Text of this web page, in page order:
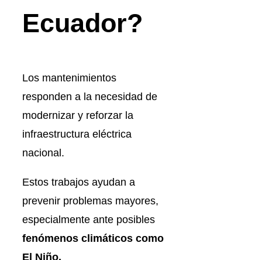
Ecuador?
Los mantenimientos
responden a la necesidad de
modernizar y reforzar la
infraestructura eléctrica
nacional.
Estos trabajos ayudan a
prevenir problemas mayores,
especialmente ante posibles
fenómenos climáticos como
El Niño.